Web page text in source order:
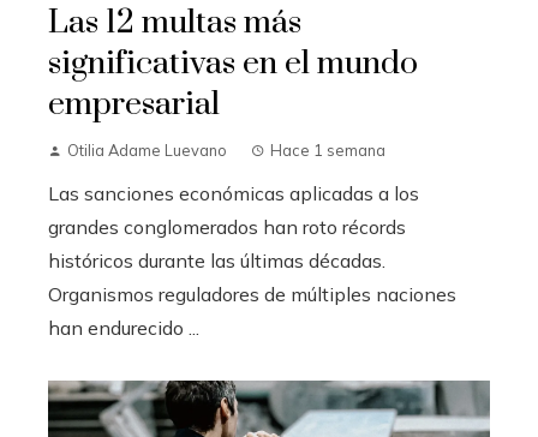
Las 12 multas más
significativas en el mundo
empresarial
Otilia Adame Luevano Hace 1 semana
Las sanciones económicas aplicadas a los
grandes conglomerados han roto récords
históricos durante las últimas décadas.
Organismos reguladores de múltiples naciones
han endurecido ...